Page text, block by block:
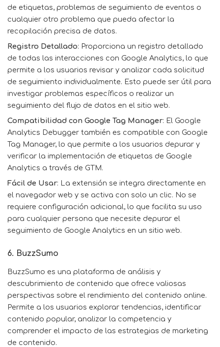
de etiquetas, problemas de seguimiento de eventos o
cualquier otro problema que pueda afectar la
recopilación precisa de datos.
Registro Detallado: Proporciona un registro detallado
de todas las interacciones con Google Analytics, lo que
permite a los usuarios revisar y analizar cada solicitud
de seguimiento individualmente. Esto puede ser útil para
investigar problemas específicos o realizar un
seguimiento del flujo de datos en el sitio web.
Compatibilidad con Google Tag Manager: El Google
Analytics Debugger también es compatible con Google
Tag Manager, lo que permite a los usuarios depurar y
verificar la implementación de etiquetas de Google
Analytics a través de GTM.
Fácil de Usar: La extensión se integra directamente en
el navegador web y se activa con solo un clic. No se
requiere configuración adicional, lo que facilita su uso
para cualquier persona que necesite depurar el
seguimiento de Google Analytics en un sitio web.
6. BuzzSumo
BuzzSumo es una plataforma de análisis y
descubrimiento de contenido que ofrece valiosas
perspectivas sobre el rendimiento del contenido online.
Permite a los usuarios explorar tendencias, identificar
contenido popular, analizar la competencia y
comprender el impacto de las estrategias de marketing
de contenido.